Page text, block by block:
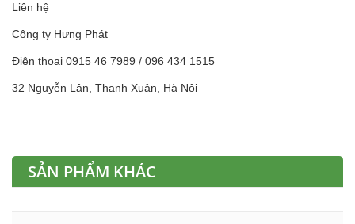
Liên hệ
Công ty Hưng Phát
Điện thoại 0915 46 7989 / 096 434 1515
32 Nguyễn Lân, Thanh Xuân, Hà Nội
SẢN PHẨM KHÁC